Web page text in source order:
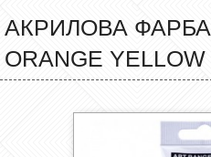
АКРИЛОВА ФАРБА
ORANGE YELLOW